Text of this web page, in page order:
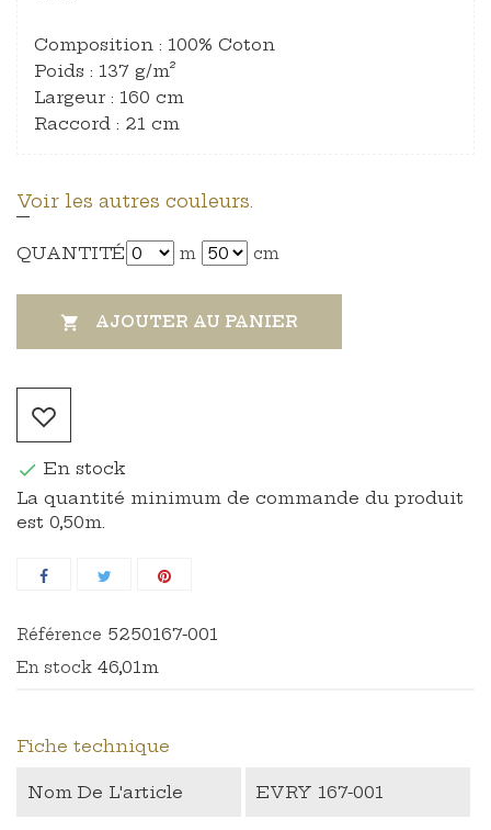
Composition : 100% Coton
Poids : 137 g/m²
Largeur : 160 cm
Raccord : 21 cm
Voir les autres couleurs.
QUANTITÉ m cm
 AJOUTER AU PANIER
 En stock
La quantité minimum de commande du produit
est 0,50m.
Référence 5250167-001
En stock 46,01m
Fiche technique
Nom De L'article EVRY 167-001